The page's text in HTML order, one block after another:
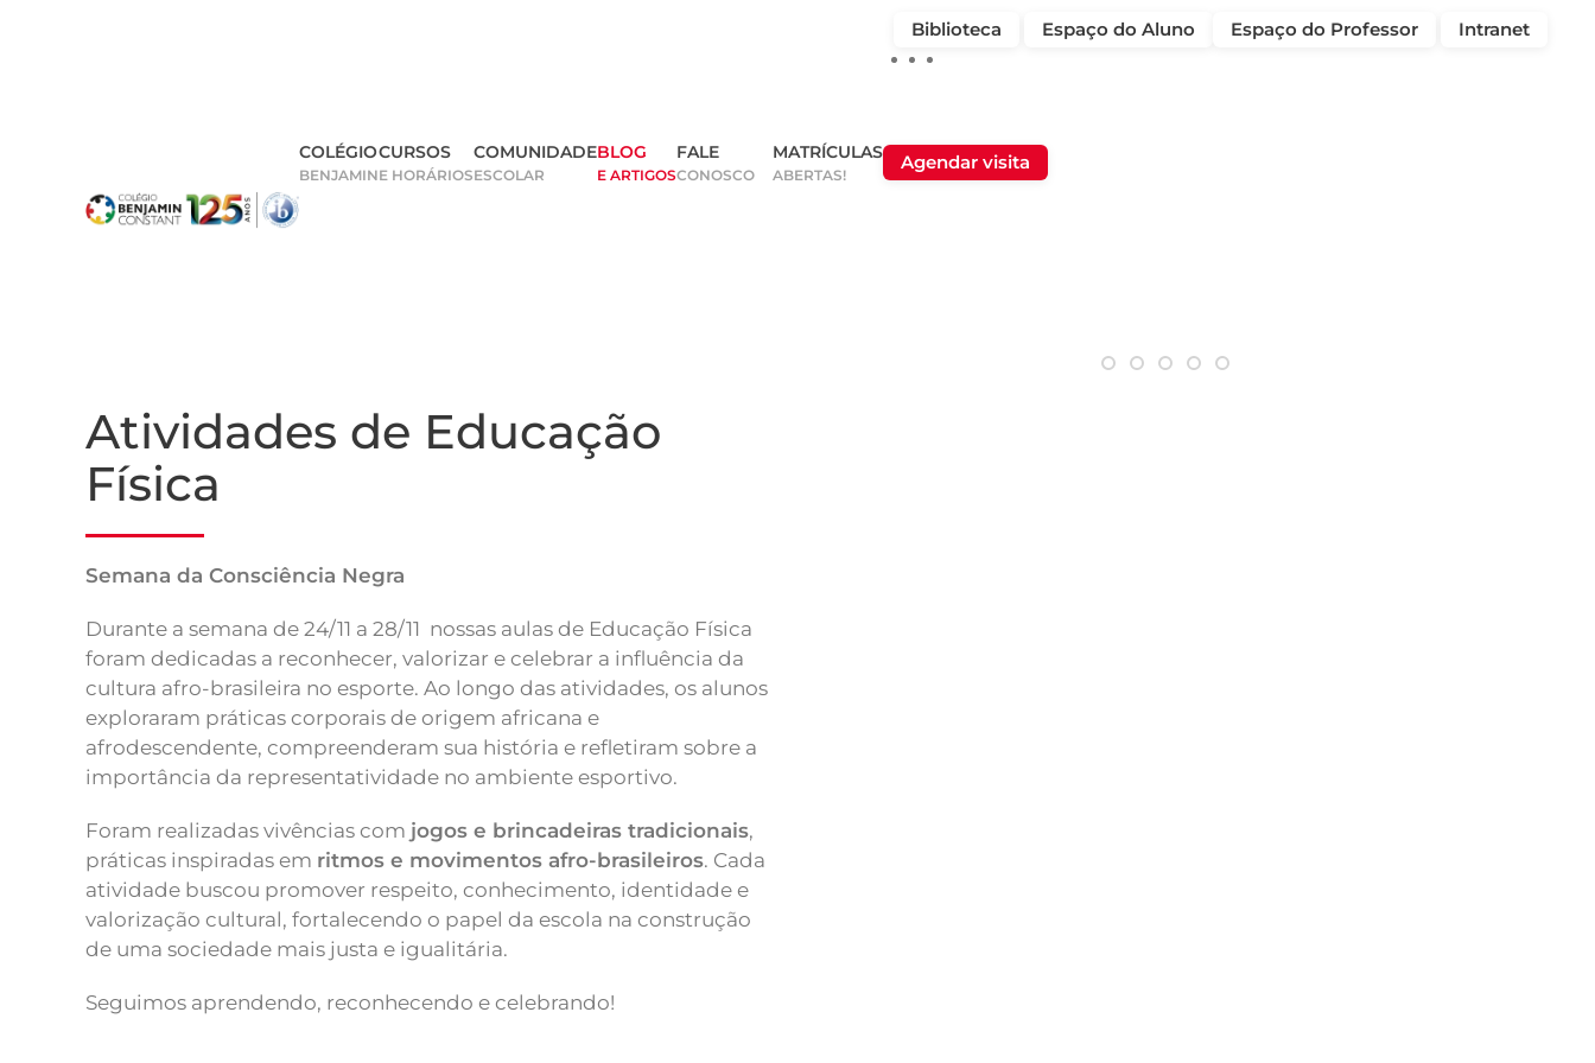
Biblioteca Espaço do Aluno Espaço do Professor Intranet
COLÉGIO
BENJAMIN
CURSOS
E HORÁRIOS
COMUNIDADE
ESCOLAR
BLOG
E ARTIGOS
FALE
CONOSCO
MATRÍCULAS
ABERTAS!
Agendar visita
Atividades de Educação
Física
Semana da Consciência Negra
Durante a semana de 24/11 a 28/11 nossas aulas de Educação Física
foram dedicadas a reconhecer, valorizar e celebrar a influência da
cultura afro-brasileira no esporte. Ao longo das atividades, os alunos
exploraram práticas corporais de origem africana e
afrodescendente, compreenderam sua história e refletiram sobre a
importância da representatividade no ambiente esportivo.
Foram realizadas vivências com jogos e brincadeiras tradicionais,
práticas inspiradas em ritmos e movimentos afro-brasileiros. Cada
atividade buscou promover respeito, conhecimento, identidade e
valorização cultural, fortalecendo o papel da escola na construção
de uma sociedade mais justa e igualitária.
Seguimos aprendendo, reconhecendo e celebrando!